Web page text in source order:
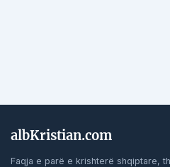
albKristian.com
Faqja e parë e krishterë shqiptare,